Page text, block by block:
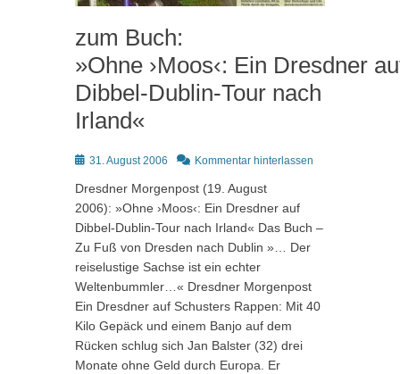
zum Buch:
»Ohne ›Moos‹: Ein Dresdner
Dibbel-Dublin-Tour nach
Irland«
Posted
31. August 2006 Kommentar hinterlassen
Dresdner Morgenpost (19. August
2006): »Ohne ›Moos‹: Ein Dresdner auf
Dibbel-Dublin-Tour nach Irland« Das Buch –
Zu Fuß von Dresden nach Dublin »… Der
reiselustige Sachse ist ein echter
Weltenbummler…« Dresdner Morgenpost
Ein Dresdner auf Schusters Rappen: Mit 40
Kilo Gepäck und einem Banjo auf dem
Rücken schlug sich Jan Balster (32) drei
Monate ohne Geld durch Europa. Er